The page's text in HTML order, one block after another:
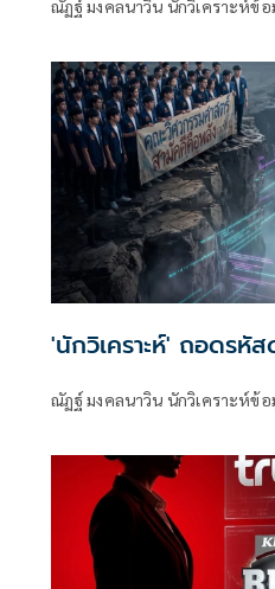
ณัฏฐ์ มงคลนาวิน นักวิเคราะห์ข้
'นักวิเคราะห์' ถอดรหั
ณัฏฐ์ มงคลนาวิน นักวิเคราะห์ข้